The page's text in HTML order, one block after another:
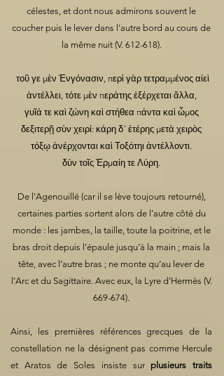
célestes, et dont nous admirons souvent le
coucher puis le lever dans l’autre bord au cours de
la même nuit (V. 612-618).
τοῦ γε μὲν Ἐνγόνασιν, περὶ γὰρ τετραμμένος αἰεὶ
ἀντέλλει, τότε μὲν περάτης ἐξέρχεται ἄλλα,
γυῖά τε καὶ ζώνη καὶ στήθεα πάντα καὶ ὦμος
δεξιτερῇ σὺν χειρί: κάρη δ᾽ ἑτέρης μετὰ χειρὸς
τόξῳ ἀνέρχονται καὶ Τοξότηι ἀντέλλοντι.
δὐν τοῖς Ἑρμαίη τε Λύρη.
De l’Agenouillé (car il se lève toujours retourné),
certaines parties sortent alors de l’autre côté du
monde : les jambes, la taille, toute la poitrine, et le
bras droit depuis l’épaule jusqu’à la main ; mais la
tête, avec l’autre bras ; ne monte qu’au lever de
l’Arc et du Sagittaire. Avec eux, la Lyre d’Hermès (V.
669-674).
Ainsi, les premières références grecques de la
constellation ne la désignent pas comme Hercule
et Aratos de Soles insiste surplusieurs traits